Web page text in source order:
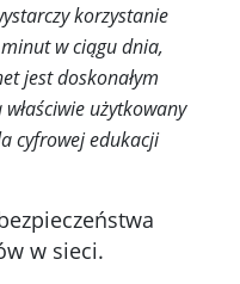
korzystanie
w ciągu dnia,
jest doskonałym
użytkowany
cyfrowej edukacji
w sieci.